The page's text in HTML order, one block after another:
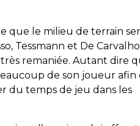
que le milieu de terrain
Tessmann et De
remaniée. Autant dire
de son joueur afin
du temps de jeu dans les